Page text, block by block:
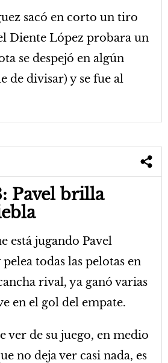
sacó en corto un tiro
Diente López probara un
se despejó en algún
de divisar) y se fue al
Pavel brilla
está jugando Pavel
todas las pelotas en
rival, ya ganó varias
en el gol del empate.
ver de su juego, en medio
no deja ver casi nada, es